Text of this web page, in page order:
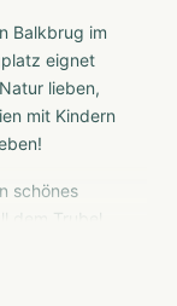
Balkbrug im
eignet
lieben,
mit Kindern
schönes
dem Trubel